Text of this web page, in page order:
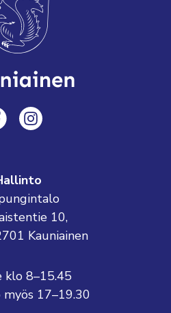
10,
Kauniainen
klo 8–15.45
17–19.30